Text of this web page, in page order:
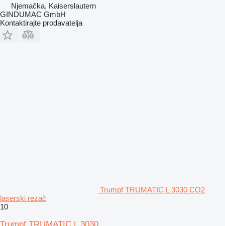
Njemačka, Kaiserslautern
GINDUMAC GmbH
Kontaktirajte prodavatelja
Trumpf TRUMATIC L 3030 CO2
laserski rezač
10
Trumpf TRUMATIC L 3030